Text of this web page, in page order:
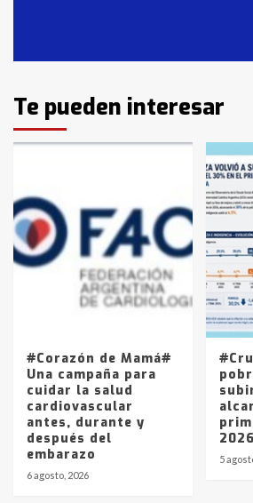
3
Identidad de los
pampeanos que
en la mañana del
4
Accidente en Ruta 5:
joven de Trenque
Los precios de los
La Pampa, desde
entre 857 a 1338
Te pueden interesar
#Corazón de Mamá#
Una campaña para
cuidar la salud
cardiovascular
antes, durante y
después del
embarazo
6 agosto, 2026
2026
5